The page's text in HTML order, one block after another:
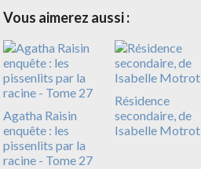
Vous aimerez aussi :
Agatha Raisin
enquête : les
pissenlits par la
racine - Tome 27
Résidence
secondaire, de
Isabelle Motrot